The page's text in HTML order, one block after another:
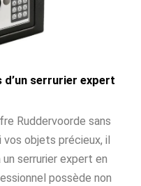
serrurier expert
Ruddervoorde sans
objets précieux, il
serrurier expert en
possède non